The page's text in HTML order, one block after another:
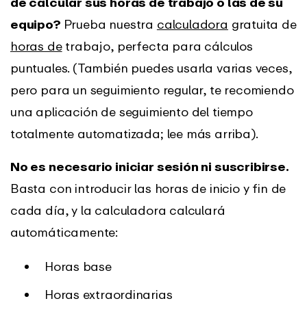
equipo? Prueba nuestra calculadora gratuita de
horas detrabajo, perfecta para cálculos
puntuales. (También puedes usarla varias veces,
pero para un seguimiento regular, te recomiendo
una aplicación de seguimiento del tiempo
totalmente automatizada; lee más arriba).
No es necesario iniciar sesión ni suscribirse.
Basta con introducir las horas de inicio y fin de
cada día, y la calculadora calculará
automáticamente:
Horas base
Horas extraordinarias